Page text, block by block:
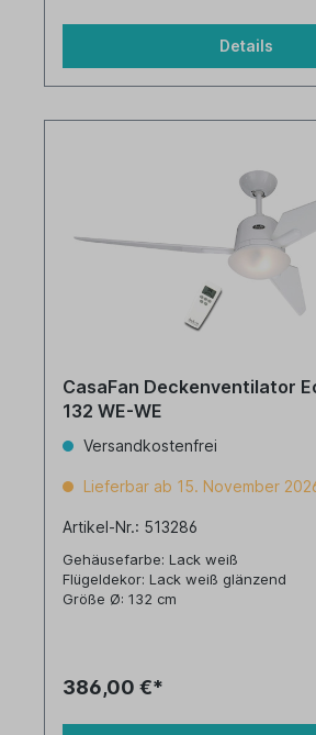
Details
CasaFan Deckenventilator
132 WE-WE
Versandkostenfrei
Lieferbar ab 15. November
Artikel-Nr.: 513286
Gehäusefarbe: Lack weiß
Flügeldekor: Lack weiß glänzend
Größe Ø: 132 cm
386,00 €*